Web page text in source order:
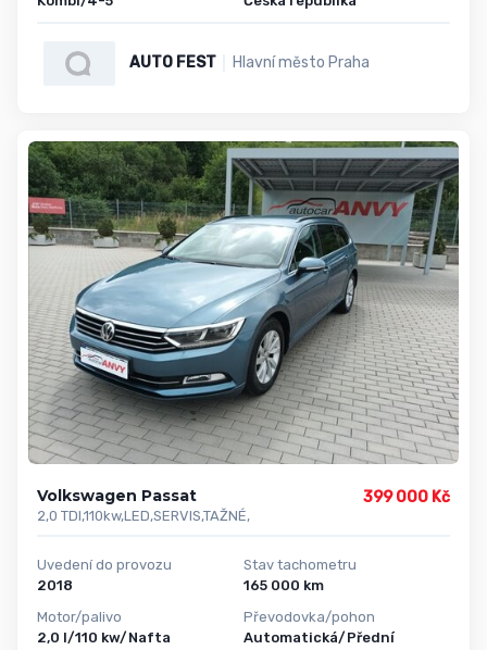
AUTO FEST Hlavní město Praha
Volkswagen Passat
2,0 TDI,110kw,LED,SERVIS,TAŽNÉ,
399 000 Kč
Uvedení do provozu
2018
Motor/palivo
2,0 l/110 kw/Nafta
Stav tachometru
165 000 km
Převodovka/pohon
Automatická/Přední